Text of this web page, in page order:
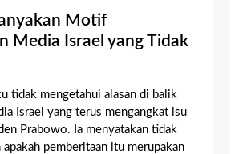
Motif
Media Israel yang Tidak
tidak mengetahui alasan di balik
Israel yang terus mengangkat isu
Prabowo. Ia menyatakan tidak
apakah pemberitaan itu merupakan